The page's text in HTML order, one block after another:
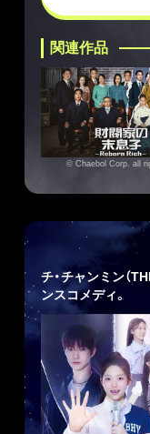
関連作品
© Chaebol Corp. all
チ・チャンミン（
ンスコメディ。